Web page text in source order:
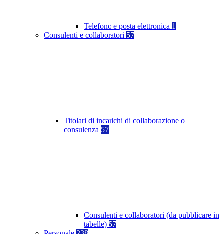
Telefono e posta elettronica 1
Consulenti e collaboratori 57
Titolari di incarichi di collaborazione o
consulenza 57
Consulenti e collaboratori (da pubblicare in
tabelle) 57